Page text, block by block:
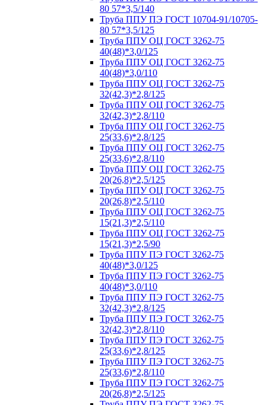
80 57*3,5/140
Труба ППУ ПЭ ГОСТ 10704-91/10705-
80 57*3,5/125
Труба ППУ ОЦ ГОСТ 3262-75
40(48)*3,0/125
Труба ППУ ОЦ ГОСТ 3262-75
40(48)*3,0/110
Труба ППУ ОЦ ГОСТ 3262-75
32(42,3)*2,8/125
Труба ППУ ОЦ ГОСТ 3262-75
32(42,3)*2,8/110
Труба ППУ ОЦ ГОСТ 3262-75
25(33,6)*2,8/125
Труба ППУ ОЦ ГОСТ 3262-75
25(33,6)*2,8/110
Труба ППУ ОЦ ГОСТ 3262-75
20(26,8)*2,5/125
Труба ППУ ОЦ ГОСТ 3262-75
20(26,8)*2,5/110
Труба ППУ ОЦ ГОСТ 3262-75
15(21,3)*2,5/110
Труба ППУ ОЦ ГОСТ 3262-75
15(21,3)*2,5/90
Труба ППУ ПЭ ГОСТ 3262-75
40(48)*3,0/125
Труба ППУ ПЭ ГОСТ 3262-75
40(48)*3,0/110
Труба ППУ ПЭ ГОСТ 3262-75
32(42,3)*2,8/125
Труба ППУ ПЭ ГОСТ 3262-75
32(42,3)*2,8/110
Труба ППУ ПЭ ГОСТ 3262-75
25(33,6)*2,8/125
Труба ППУ ПЭ ГОСТ 3262-75
25(33,6)*2,8/110
Труба ППУ ПЭ ГОСТ 3262-75
20(26,8)*2,5/125